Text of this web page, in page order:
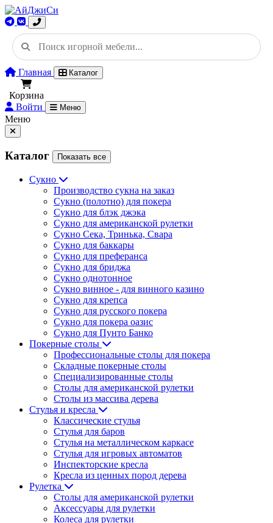
Главная Каталог
Корзина
Войти
Меню
Меню
Каталог Показать все
Сукно
Производство сукна на заказ
Сукно (полотно) для покера
Сукно для блэк джэка
Сукно для американской рулетки
Сукно Сека, Тринька, Свара
Сукно для баккары
Сукно для преферанса
Сукно для бриджа
Сукно однотонное
Сукно винное - для винного казино
Сукно для крепса
Сукно для русского покера
Сукно для покера оазис
Сукно для Пунто Банко
Покерные столы
Профессиональные столы для покера
Складные покерные столы
Специализированные столы
Столы для американской рулетки
Столы из массива дерева
Стулья и кресла
Классические стулья
Стулья для баров
Стулья на металлическом каркасе
Стулья для игровых автоматов
Инспекторские кресла
Кресла из ценных пород дерева
Рулетка
Столы для американской рулетки
Аксессуары для рулетки
Колеса для рулетки